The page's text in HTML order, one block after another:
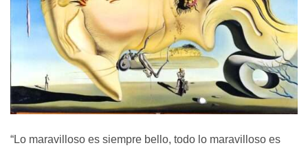
“Lo maravilloso es siempre bello, todo lo maravilloso es